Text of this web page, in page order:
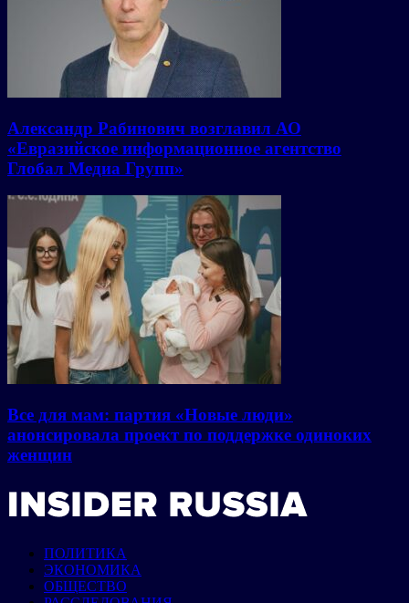
Александр Рабинович возглавил АО
«Евразийское информационное агентство
Глобал Медиа Групп»
Все для мам: партия «Новые люди»
анонсировала проект по поддержке одиноких
женщин
ПОЛИТИКА
ЭКОНОМИКА
ОБЩЕСТВО